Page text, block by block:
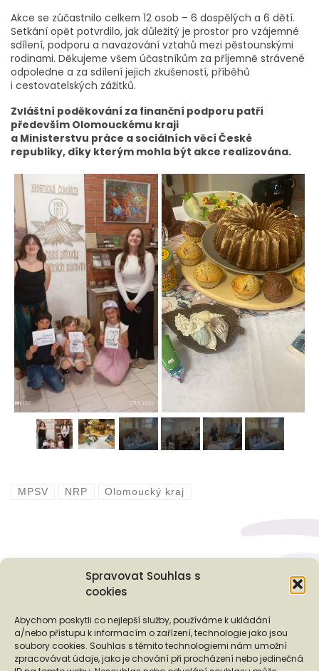
Spravovat Souhlas s
cookies
Abychom poskytli co nejlepší služby, používáme k ukládání
a/nebo přístupu k informacím o zařízení, technologie jako jsou
soubory cookies. Souhlas s těmito technologiemi nám umožní
zpracovávat údaje, jako je chování při procházení nebo jedinečná
Akce se zúčastnilo celkem 12 osob – 6 dospělých a 6 dětí.
Setkání opět potvrdilo, jak důležitý je prostor pro vzájemné
sdílení, podporu a navazování vztahů mezi pěstounskými
rodinami. Děkujeme všem účastníkům za příjemně strávené
odpoledne a za sdílení jejich zkušeností, příběhů
i cestovatelských zážitků.
Zvláštní poděkování za finanční podporu patří
především Olomouckému kraji
a Ministerstvu práce a sociálních věcí České
republiky, díky kterým mohla být akce realizována.
MPSV NRP Olomoucký kraj
Podporují nás...